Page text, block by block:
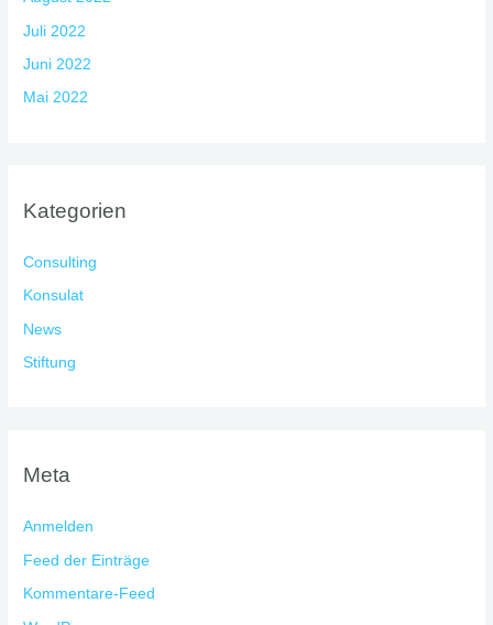
Juli 2022
Juni 2022
Mai 2022
Kategorien
Consulting
Konsulat
News
Stiftung
Meta
Anmelden
Feed der Einträge
Kommentare-Feed